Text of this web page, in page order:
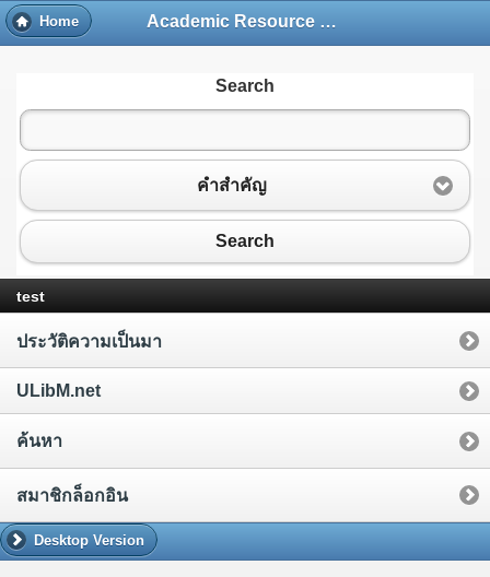
Home Academic Resource and Information Technology Center
Search
คำสำคัญ
Search
test
ประวัติความเป็นมา
ULibM.net
ค้นหา
สมาชิกล็อกอิน
Desktop Version